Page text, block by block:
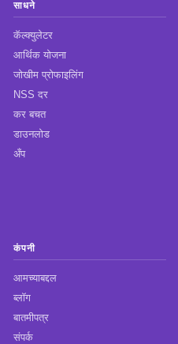
साधने
कॅल्क्युलेटर
आर्थिक योजना
जोखीम प्रोफाइलिंग
NSS दर
कर बचत
डाउनलोड
अँप
कंपनी
आमच्याबद्दल
ब्लॉग
बातमीपत्र
संपर्क